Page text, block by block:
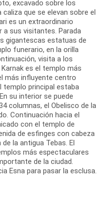
excavado sobre los
que se elevan sobre el
es un extraordinario
sus visitantes. Parada
gigantescas estatuas de
funerario, en la orilla
visita a los
es el templo más
más influyente centro
templo principal estaba
su interior se puede
columnas, el Obelisco de la
Continuación hacia el
con el templo de
de esfinges con cabeza
la antigua Tebas. El
más espectaculares
de la ciudad.
Esna para pasar la esclusa.